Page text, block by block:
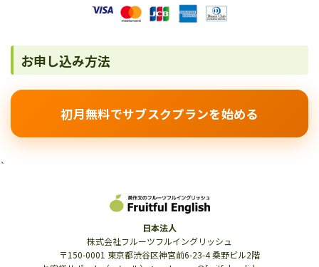
お申し込み方法
初月無料でサブスクプランを始める
`
日本法人
株式会社フルーツフルイングリッシュ
〒150-0001 東京都渋谷区神宮前6-23-4 桑野ビル2階